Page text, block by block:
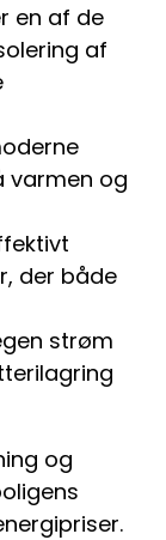
en af de
af
varmen og
der både
strøm
og